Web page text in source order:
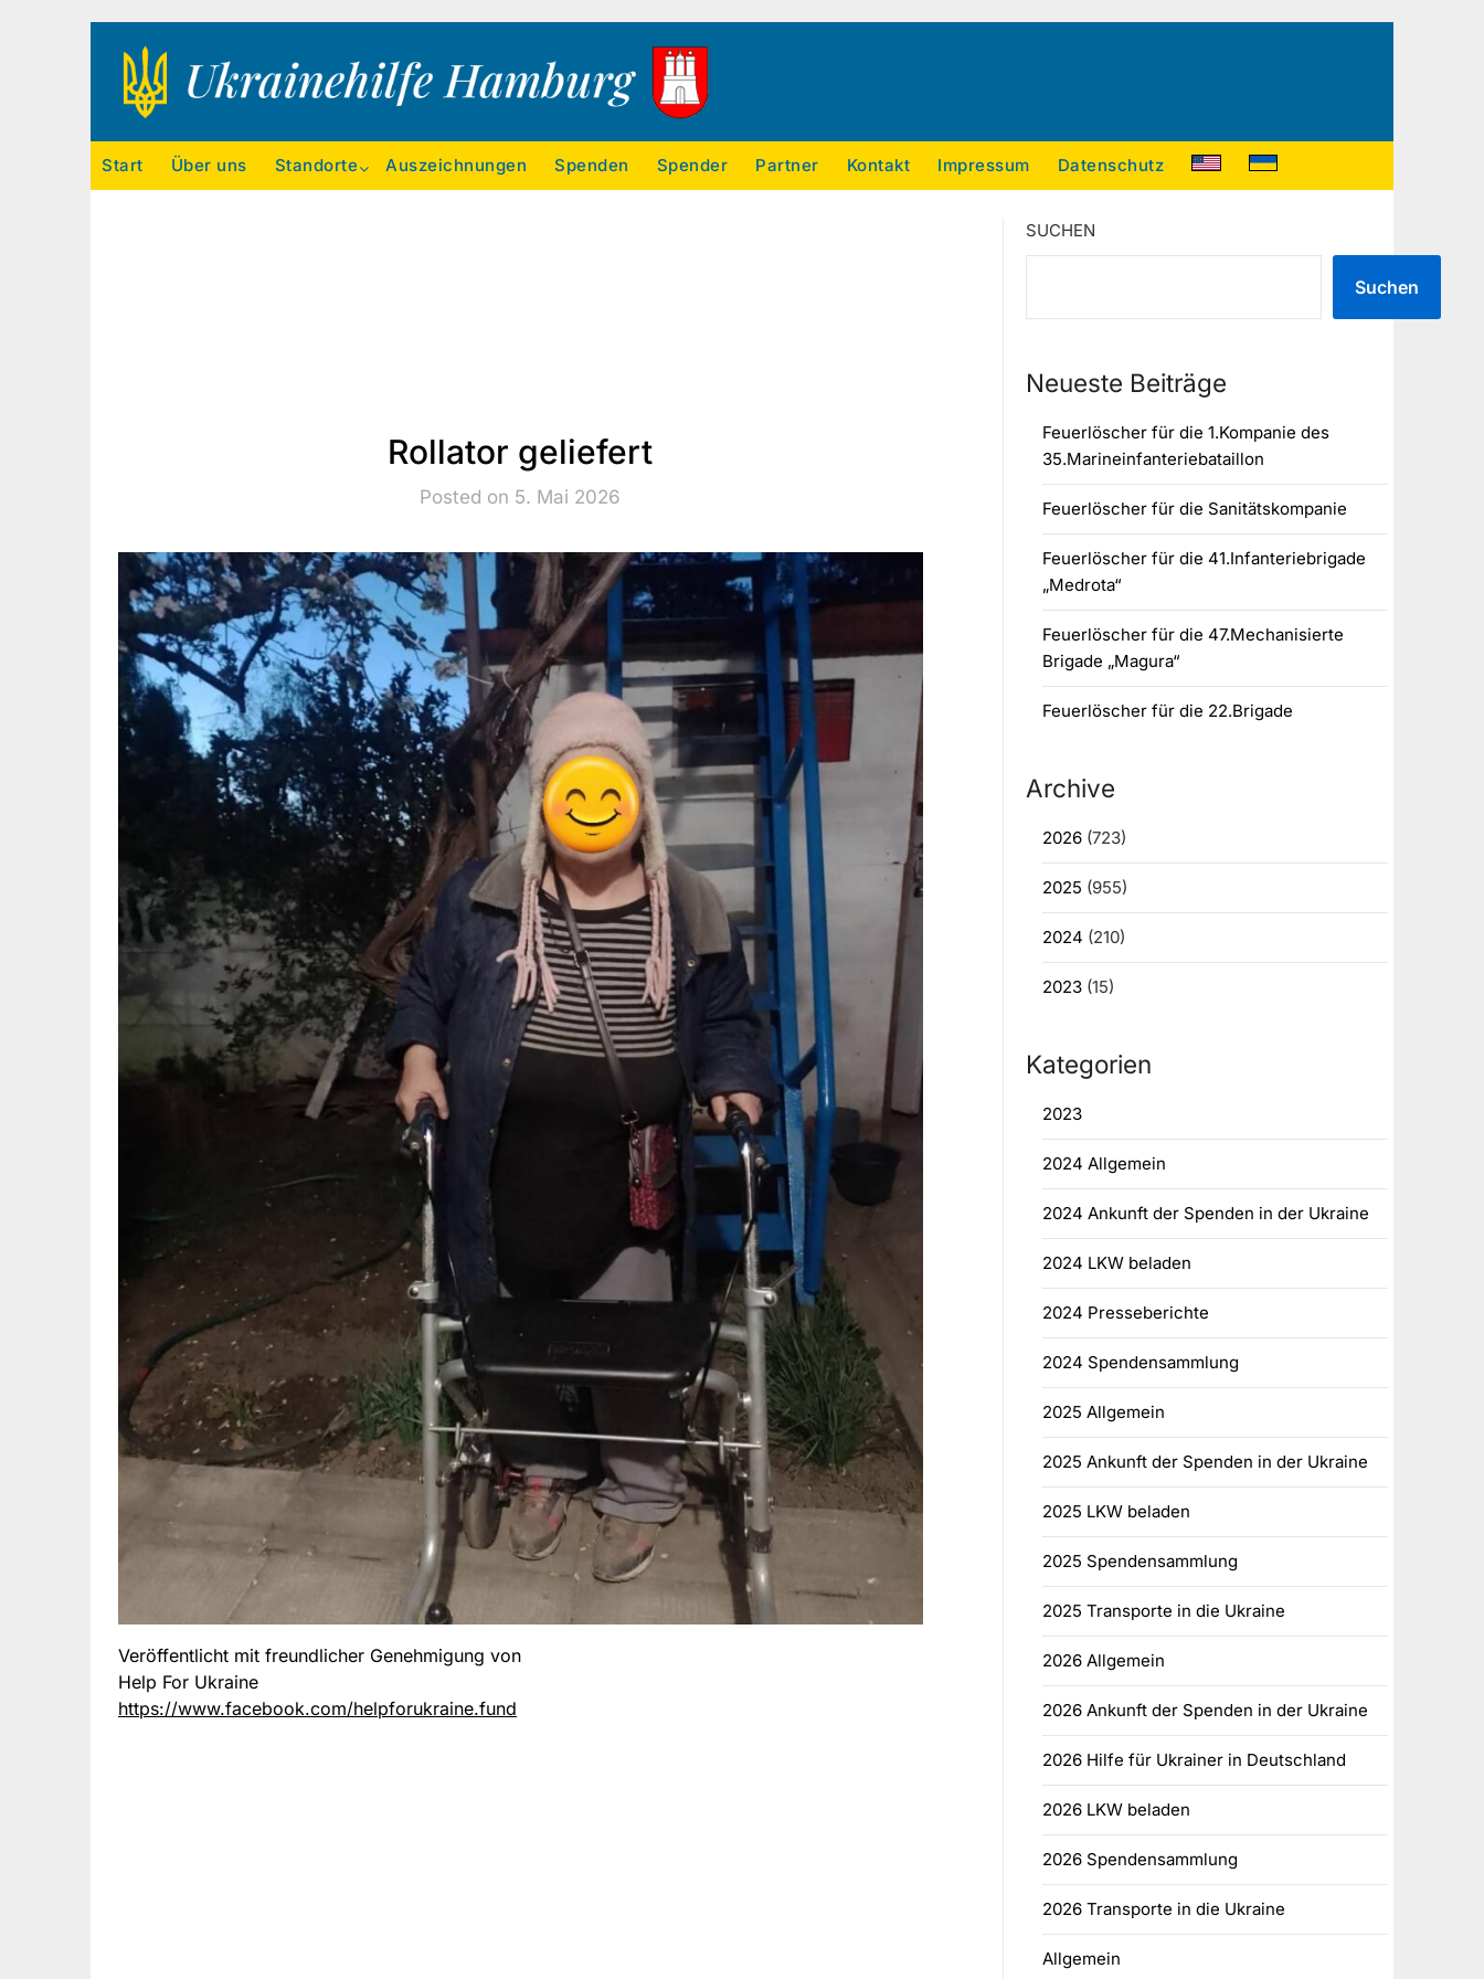
Ukrainehilfe Hamburg
Start Über uns Standorte Auszeichnungen Spenden Spender Partner Kontakt Impressum Datenschutz
Rollator geliefert
Posted on 5. Mai 2026
Veröffentlicht mit freundlicher Genehmigung von
Help For Ukraine
https://www.facebook.com/helpforukraine.fund
SUCHEN
Suchen
Neueste Beiträge
Feuerlöscher für die 1.Kompanie des
35.Marineinfanteriebataillon
Feuerlöscher für die Sanitätskompanie
Feuerlöscher für die 41.Infanteriebrigade
„Medrota“
Feuerlöscher für die 47.Mechanisierte
Brigade „Magura“
Feuerlöscher für die 22.Brigade
Archive
2026(723)
2025 (955)
2024 (210)
2023(15)
Kategorien
2023
2024 Allgemein
2024 Ankunft der Spenden in der Ukraine
2024 LKW beladen
2024 Presseberichte
2024 Spendensammlung
2025 Allgemein
2025 Ankunft der Spenden in der Ukraine
2025 LKW beladen
2025 Spendensammlung
2025 Transporte in die Ukraine
2026 Allgemein
2026 Ankunft der Spenden in der Ukraine
2026 Hilfe für Ukrainer in Deutschland
2026 LKW beladen
2026 Spendensammlung
2026 Transporte in die Ukraine
Allgemein